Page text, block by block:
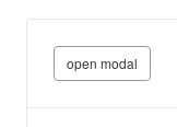
open modal